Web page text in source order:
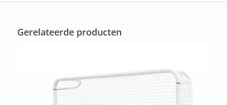
Gerelateerde producten